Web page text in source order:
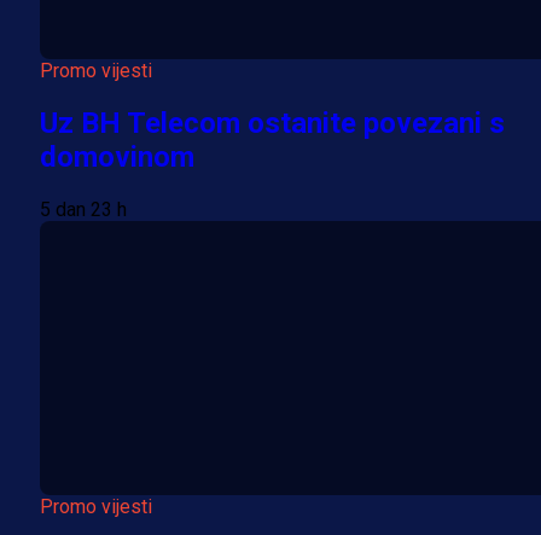
Promo vijesti
Uz BH Telecom ostanite povezani s
domovinom
5 dan 23 h
Promo vijesti